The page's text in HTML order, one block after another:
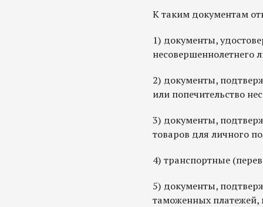
К таким документам
1) документы,
несовершеннолетнего
2) документы,
или попечительство
3) документы,
товаров для личного
4) транспортные
5) документы,
таможенных